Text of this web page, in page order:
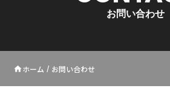
お問い合わせ
homeホーム / お問い合わせ